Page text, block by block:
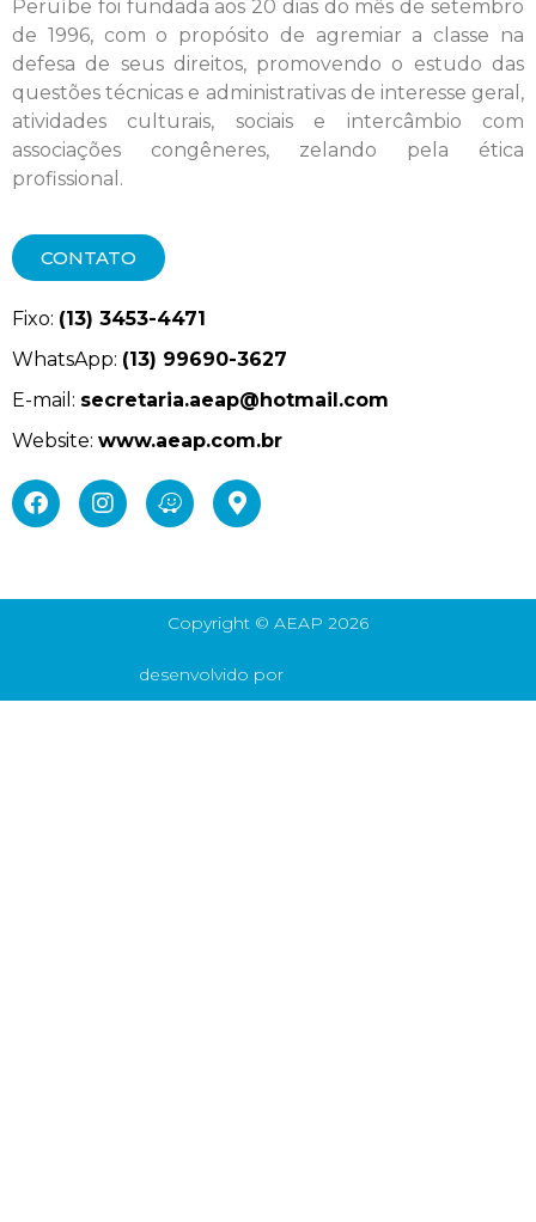
Peruíbe foi fundada aos 20 dias do mês de setembro
de 1996, com o propósito de agremiar a classe na
defesa de seus direitos, promovendo o estudo das
questões técnicas e administrativas de interesse geral,
atividades culturais, sociais e intercâmbio com
associações congêneres, zelando pela ética
profissional.
CONTATO
Fixo: (13) 3453-4471
WhatsApp: (13) 99690-3627
E-mail: secretaria.aeap@hotmail.com
Website: www.aeap.com.br
Copyright © AEAP 2026
desenvolvido por